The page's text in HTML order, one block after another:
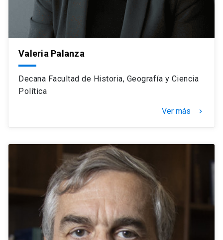
Valeria Palanza
Decana Facultad de Historia, Geografía y Ciencia
Política
Ver más navigate_next